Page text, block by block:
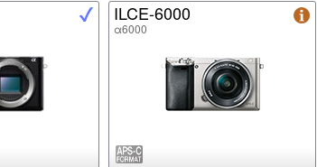
ILCE-6000
α6000